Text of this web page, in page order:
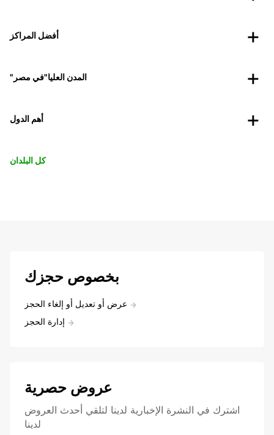
أفضل المراكز
"المدن العليا"في مصر
أهم الدول
كل البلدان
بخصوص حجزك
عرض أو تعديل أو إلغاء الحجز
إدارة الحجز
عروض حصرية
اشترك في النشرة الإخبارية لدينا لتلقي أحدث العروض
لدينا